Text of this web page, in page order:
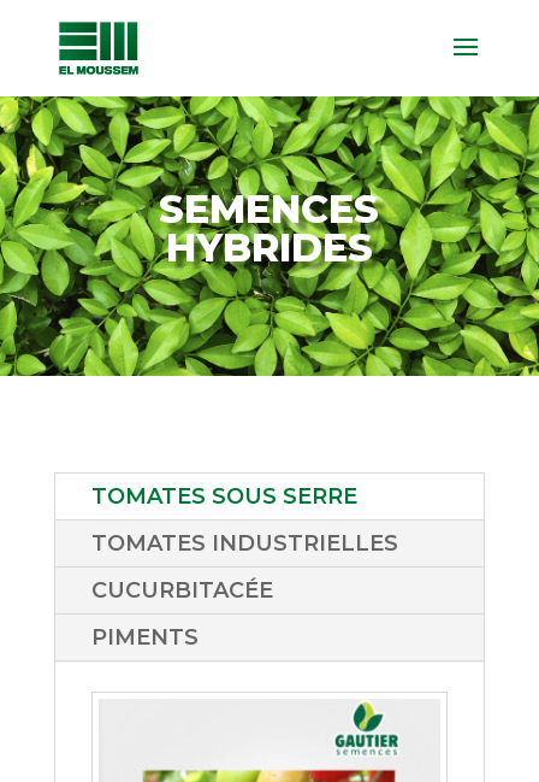
SEMENCES
HYBRIDES
TOMATES SOUS SERRE
TOMATES INDUSTRIELLES
CUCURBITACÉE
PIMENTS